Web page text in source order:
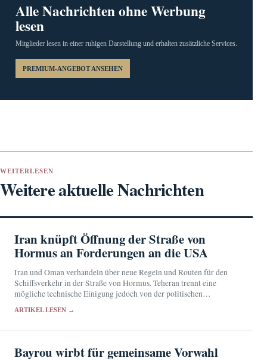
Alle Nachrichten ohne Werbung
lesen
Mitglieder lesen in einer ruhigen Darstellung und erhalten zusätzliche Services.
PREMIUM-ANGEBOT ANSEHEN
WEITERLESEN
Weitere aktuelle Nachrichten
Iran knüpft Öffnung der Straße von
Hormus an Forderungen an die USA
Iran und Oman verhandeln über neue Regeln und Routen für den
Schiffsverkehr in der Straße von Hormus. Teheran trennt eine
mögliche technische Einigung jedoch von der politischen
ARTIKEL LESEN →
Bayrou wirbt für gemeinsame Vorwahl